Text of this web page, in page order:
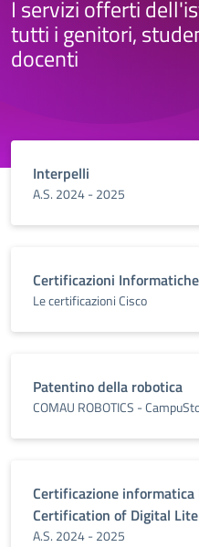
I servizi offerti
tutti i genitori,
docenti
Interpelli
A.S. 2024 - 2025
Certificazioni Informatiche
Le certificazioni Cisco
Patentino della robotica
COMAU ROBOTICS -
Certificazione
Certification of Digital
A.S. 2024 - 2025